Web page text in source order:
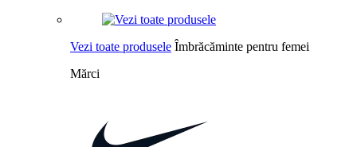
Vezi toate produsele Îmbrăcăminte pentru femei
Mărci